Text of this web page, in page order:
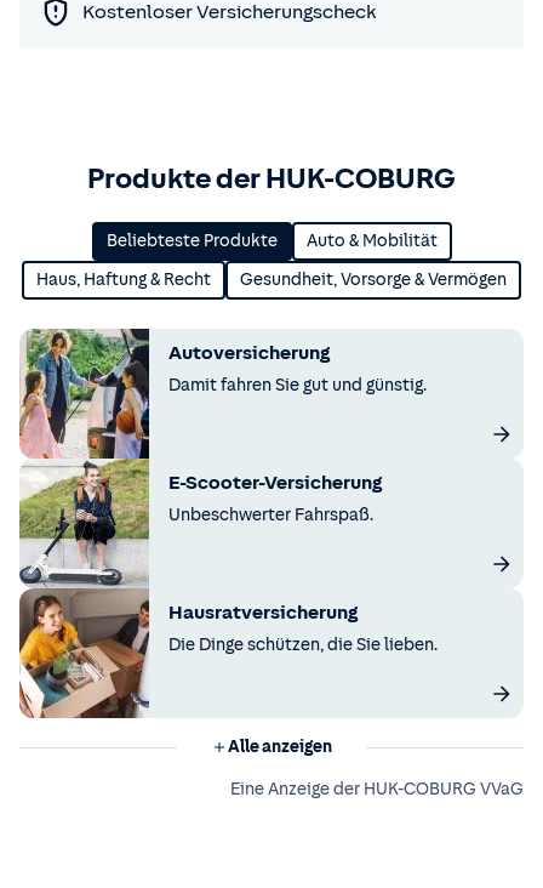
Kostenloser Versicherungscheck
Produkte der HUK-COBURG
Beliebteste Produkte Auto & Mobilität
Haus, Haftung & Recht Gesundheit, Vorsorge & Vermögen
Autoversicherung
Damit fahren Sie gut und günstig.
E-Scooter-Versicherung
Unbeschwerter Fahrspaß.
Hausratversicherung
Die Dinge schützen, die Sie lieben.
Alle anzeigen
Eine Anzeige der HUK-COBURG VVaG